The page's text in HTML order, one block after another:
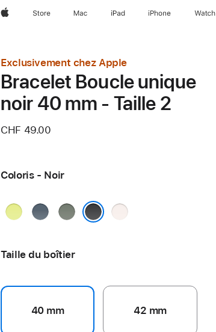
AppleStore Mac iPad iPhone Watch
Exclusivement chez Apple
Bracelet Boucle unique
noir 40 mm - Taille 2
CHF 49.00
Coloris - Noir
JauneBleu
Gris
Rose
Taille du boîtier
40 mm 42 mm